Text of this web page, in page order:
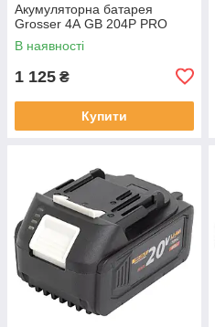
Акумуляторна батарея
Grosser 4А GB 204P PRO
В наявності
1 125 ₴
Купити